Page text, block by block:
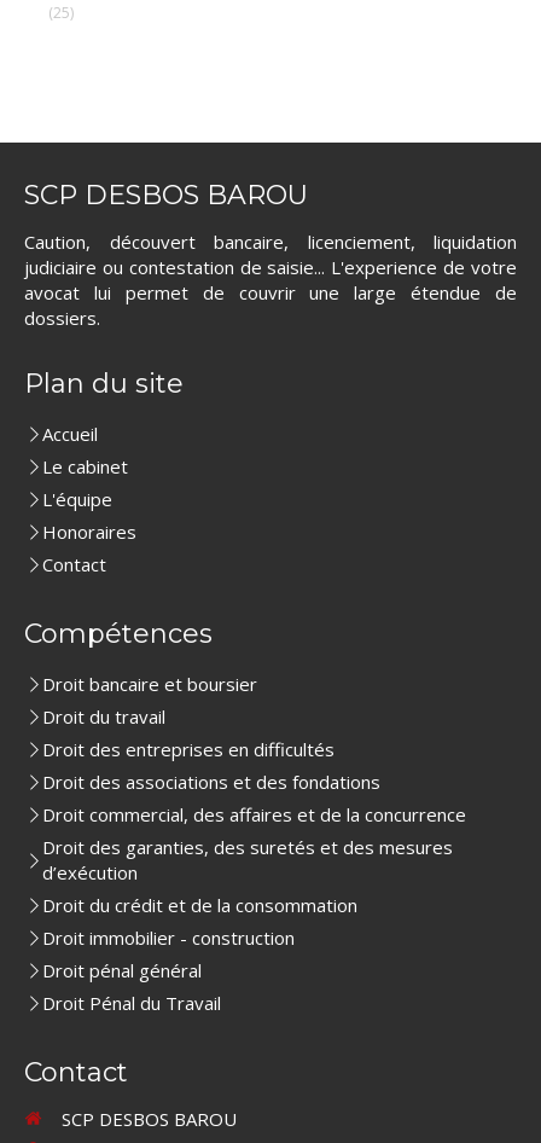
(25)
SCP DESBOS BAROU
Caution, découvert bancaire, licenciement, liquidation
judiciaire ou contestation de saisie... L'experience de votre
avocat lui permet de couvrir une large étendue de
dossiers.
Plan du site
Accueil
Le cabinet
L'équipe
Honoraires
Contact
Compétences
Droit bancaire et boursier
Droit du travail
Droit des entreprises en difficultés
Droit des associations et des fondations
Droit commercial, des affaires et de la concurrence
Droit des garanties, des suretés et des mesures
d’exécution
Droit du crédit et de la consommation
Droit immobilier - construction
Droit pénal général
Droit Pénal du Travail
Contact
SCP DESBOS BAROU